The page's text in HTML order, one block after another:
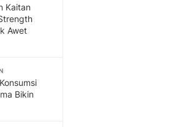
Kaitan
Awet
Bikin